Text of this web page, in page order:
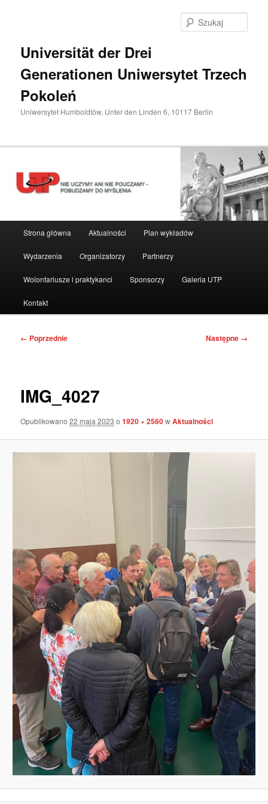
Universität der Drei
Generationen Uniwersytet Trzech
Pokoleń
Uniwersytet Humboldtów, Unter den Linden 6, 10117 Berlin
Strona główna Aktualności Plan wykładów
Wydarzenia Organizatorzy Partnerzy
Wolontariusze i praktykanci Sponsorzy Galeria UTP
Kontakt
Nawigacja
← Poprzednie Następne →
IMG_4027
Opublikowano22 maja 2023 o1920 × 2560wAktualności